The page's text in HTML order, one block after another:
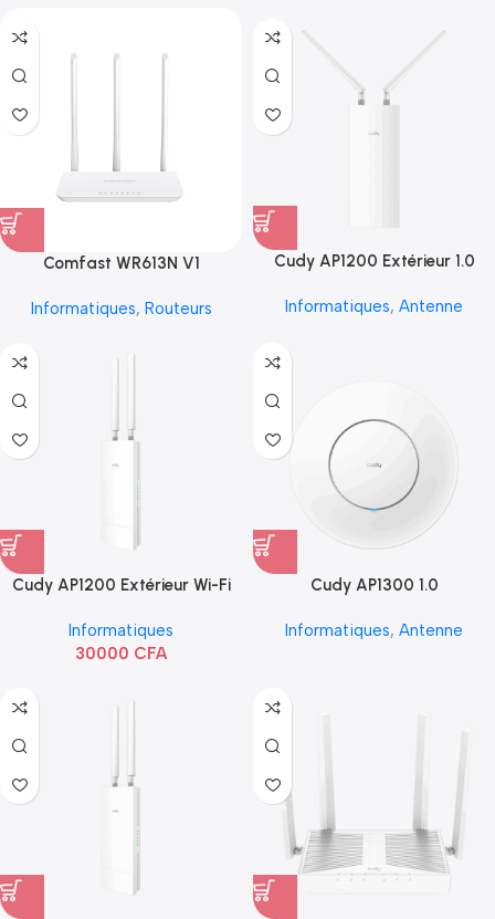
Comfast WR613N V1
Informatiques, Routeurs
Cudy AP1200 Extérieur 1.0
Informatiques, Antenne
Cudy AP1200 Extérieur Wi-Fi
Informatiques
30000 CFA
Cudy AP1300 1.0
Informatiques, Antenne